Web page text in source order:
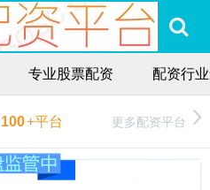
专业股票配资 配资行
100+平台 更多配资平台